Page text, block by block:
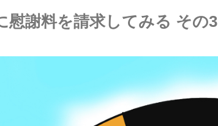
慰謝料を請求してみる その3